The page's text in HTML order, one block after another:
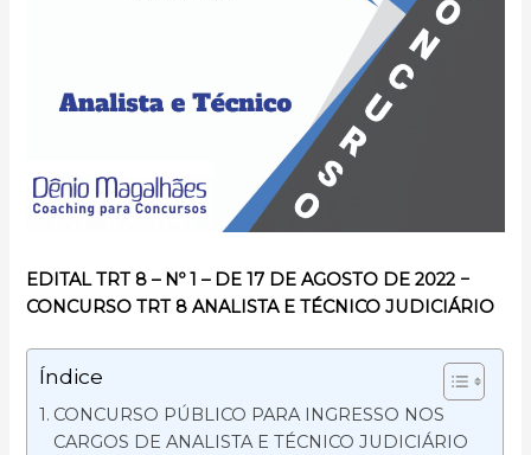
EDITAL TRT 8 – Nº 1 – DE 17 DE AGOSTO DE 2022 −
CONCURSO TRT 8 ANALISTA E TÉCNICO JUDICIÁRIO
Índice
CONCURSO PÚBLICO PARA INGRESSO NOS
CARGOS DE ANALISTA E TÉCNICO JUDICIÁRIO